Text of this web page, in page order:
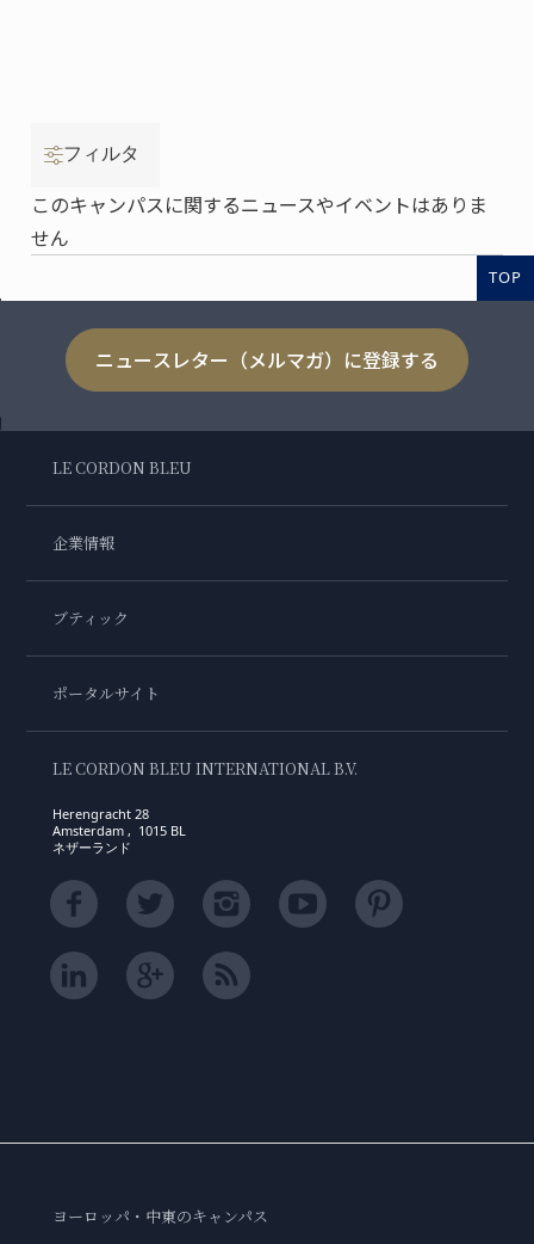
フィルタ
このキャンパスに関するニュースやイベントはありま
せん
TOP
ニュースレター（メルマガ）に登録する
LE CORDON BLEU
企業情報
ブティック
ポータルサイト
LE CORDON BLEU INTERNATIONAL B.V.
Herengracht 28
Amsterdam , 1015 BL
ネザーランド
ヨーロッパ・中東のキャンパス